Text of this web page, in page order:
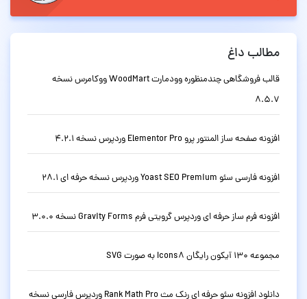
مطالب داغ
قالب فروشگاهی چندمنظوره وودمارت WoodMart ووکامرس نسخه
8.5.7
افزونه صفحه ساز المنتور پرو Elementor Pro وردپرس نسخه 4.2.1
افزونه فارسی سئو Yoast SEO Premium وردپرس نسخه حرفه ای 28.1
افزونه فرم ساز حرفه ای وردپرس گرویتی فرم Gravity Forms نسخه 3.0.0
مجموعه 130 آیکون رایگان Icons8 به صورت SVG
دانلود افزونه سئو حرفه ای رنک مث Rank Math Pro وردپرس فارسی نسخه